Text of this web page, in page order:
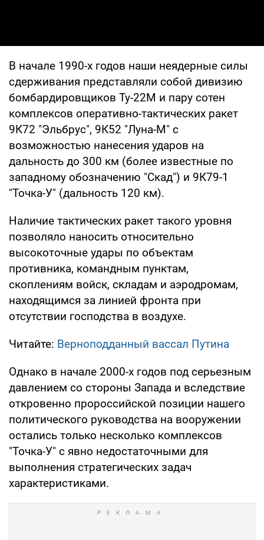
В начале 1990-х годов наши неядерные силы
сдерживания представляли собой дивизию
бомбардировщиков Ту-22М и пару сотен
комплексов оперативно-тактических ракет
9К72 "Эльбрус", 9К52 "Луна-М" с
возможностью нанесения ударов на
дальность до 300 км (более известные по
западному обозначению "Скад") и 9К79-1
"Точка-У" (дальность 120 км).
Наличие тактических ракет такого уровня
позволяло наносить относительно
высокоточные удары по объектам
противника, командным пунктам,
скоплениям войск, складам и аэродромам,
находящимся за линией фронта при
отсутствии господства в воздухе.
Читайте: Верноподданный вассал Путина
Однако в начале 2000-х годов под серьезным
давлением со стороны Запада и вследствие
откровенно пророссийской позиции нашего
политического руководства на вооружении
остались только несколько комплексов
"Точка-У" с явно недостаточными для
выполнения стратегических задач
характеристиками.